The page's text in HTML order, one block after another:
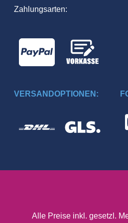
Preugschat ist eine
Ihre innovative Anwendung
schafft einzigartige und
Zahlungsarten:
VERSANDOPTIONEN:
Alle Preise inkl. gesetzl.